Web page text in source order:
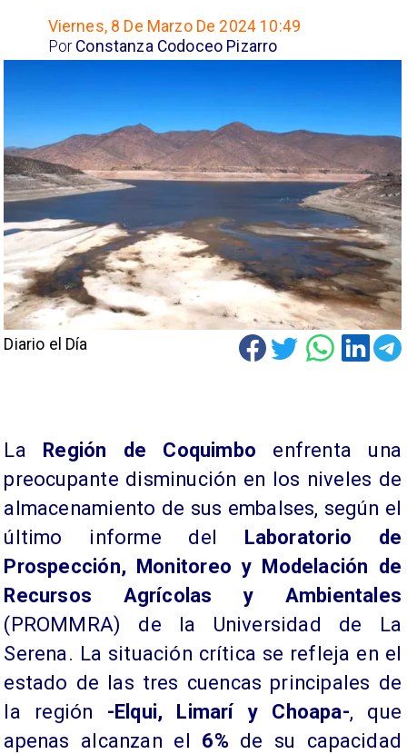
Viernes, 8 De Marzo De 2024 10:49
Constanza Codoceo Pizarro
Por
Diario el Día
​La Región de Coquimbo enfrenta una
preocupante disminución en los niveles de
almacenamiento de sus embalses, según el
último informe del Laboratorio de
Prospección, Monitoreo y Modelación de
Recursos Agrícolas y Ambientales
(PROMMRA) de la Universidad de La
Serena. La situación crítica se refleja en el
estado de las tres cuencas principales de
la región -Elqui, Limarí y Choapa-, que
apenas alcanzan el 6% de su capacidad